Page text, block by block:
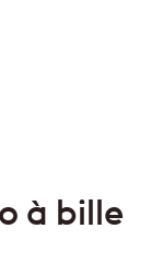
à bille